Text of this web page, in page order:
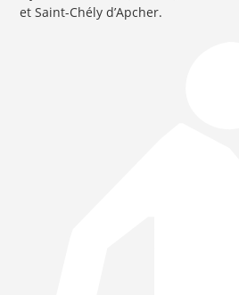
et Saint-Chély d’Apcher.